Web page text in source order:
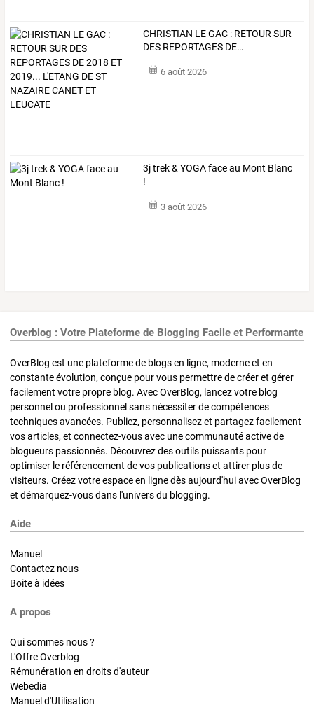
CHRISTIAN LEGAC : RETOUR SUR
DES REPORTAGES DE…
6 août 2026
3j trek & YOGA face au Mont Blanc
!
3 août 2026
Overblog : Votre Plateforme de Blogging Facile et Performante
OverBlog est une plateforme de blogs en ligne, moderne et en
constante évolution, conçue pour vous permettre de créer et gérer
facilement votre propre blog. Avec OverBlog, lancez votre blog
personnel ou professionnel sans nécessiter de compétences
techniques avancées. Publiez, personnalisez et partagez facilement
vos articles, et connectez-vous avec une communauté active de
blogueurs passionnés. Découvrez des outils puissants pour
optimiser le référencement de vos publications et attirer plus de
visiteurs. Créez votre espace en ligne dès aujourd'hui avec OverBlog
et démarquez-vous dans l'univers du blogging.
Aide
Manuel
Contactez nous
Boite à idées
A propos
Qui sommes nous ?
L'Offre Overblog
Rémunération en droits d'auteur
Webedia
Manuel d'Utilisation